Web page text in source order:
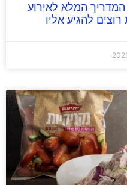
המלא לאירוע
להגיע אליו